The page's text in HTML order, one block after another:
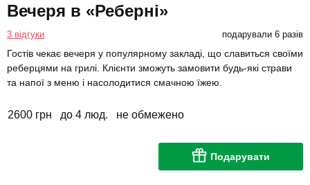
Вечеря в «Реберні»
3 відгуки подарували 6 разів
Гостів чекає вечеря у популярному закладі, що славиться своїми
реберцями на грилі. Клієнти зможуть замовити будь-які страви
та напої з меню і насолодитися смачною їжею.
2600 грн до 4 люд. не обмежено
Подарувати